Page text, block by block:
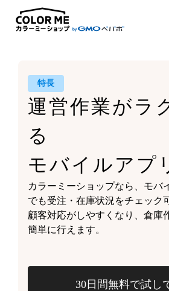
特長
運営作業がラ
る
モバイルアプ
カラーミーショップなら、 モバ
でも受注・在庫状況をチェック
顧客対応がしやすくなり、倉庫
簡単に行えます。
30日間無料で試し